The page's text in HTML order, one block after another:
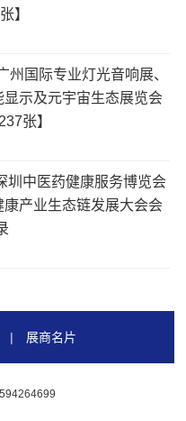
】
州国际专业灯光音响展、
显示及元宇宙生态展览会
张】
圳中医药健康服务博览会
康产业生态链发展大会会
| 展商名片